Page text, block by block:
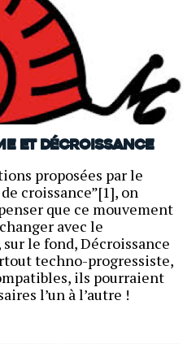
et Décroissance
proposées par le
croissance”[1], on
que ce mouvement
avec le
le fond, Décroissance
techno-progressiste,
ils pourraient
l’un à l’autre !